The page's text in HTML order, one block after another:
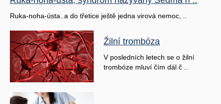
Ruka-noha-ústa..a do třetice ještě jedna virová nemoc, ..
Žilní trombóza
V posledních letech se o žilní
trombóze mluví čím dál č ..